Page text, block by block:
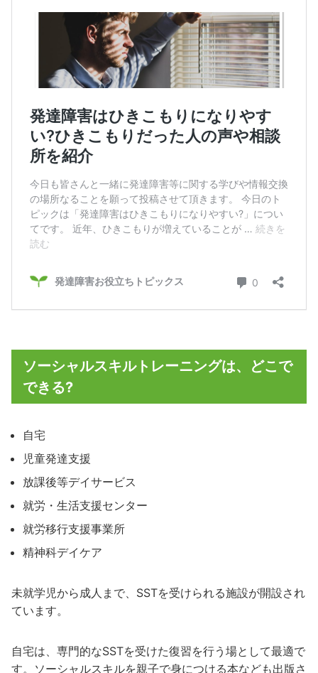
ソーシャルスキルトレーニングは、どこで
できる?
自宅
児童発達支援
放課後等デイサービス
就労・生活支援センター
就労移行支援事業所
精神科デイケア
未就学児から成人まで、SSTを受けられる施設が開設され
ています。
自宅は、専門的なSSTを受けた復習を行う場として最適で
す。ソーシャルスキルを親子で身につける本なども出版さ